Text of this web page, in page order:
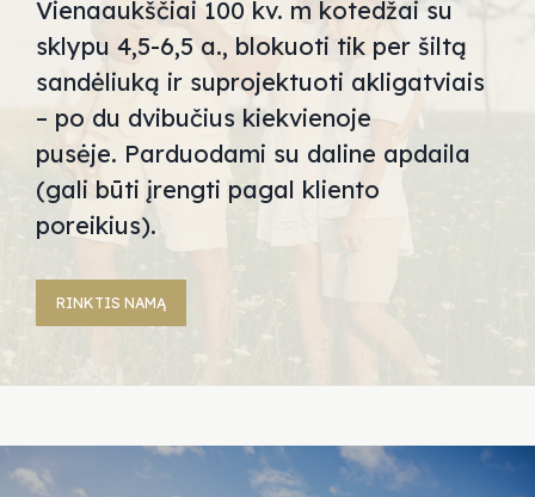
Vienaaukščiai 100 kv. m kotedžai su
sklypu 4,5-6,5 a., blokuoti tik per šiltą
sandėliuką ir suprojektuoti akligatviais
– po du dvibučius kiekvienoje
pusėje. Parduodami su daline apdaila
(gali būti įrengti pagal kliento
poreikius).
RINKTIS NAMĄ